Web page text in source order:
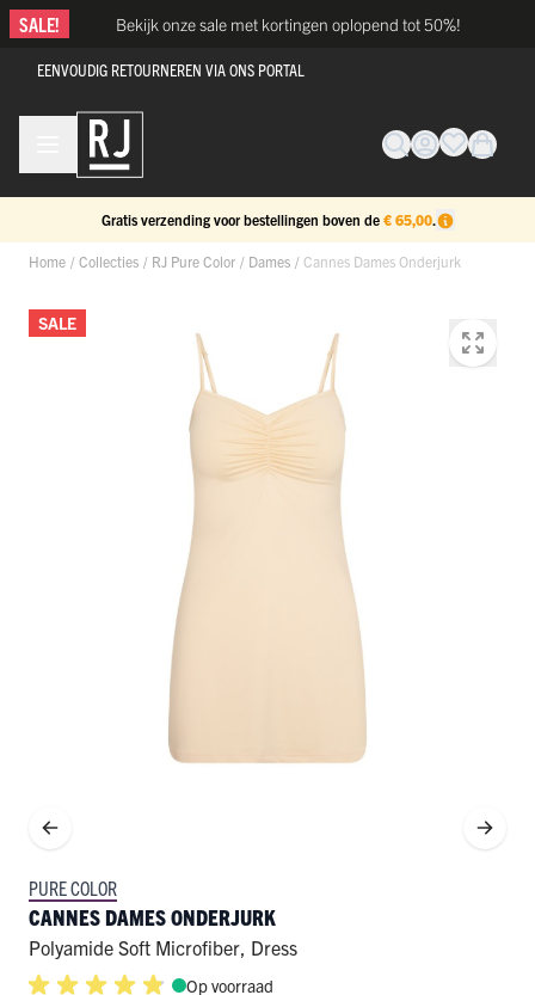
Ga naar de inhoud
SALE! Bekijk onze sale met kortingen oplopend tot 50%!
EENVOUDIG RETOURNEREN VIA ONS PORTAL
Gratis verzending voor bestellingen boven de € 65,00.
Home / Collecties / RJ Pure Color / Dames / Cannes Dames Onderjurk
SALE
PURE COLOR
CANNES DAMES ONDERJURK
Polyamide Soft Microfiber, Dress
Op voorraad